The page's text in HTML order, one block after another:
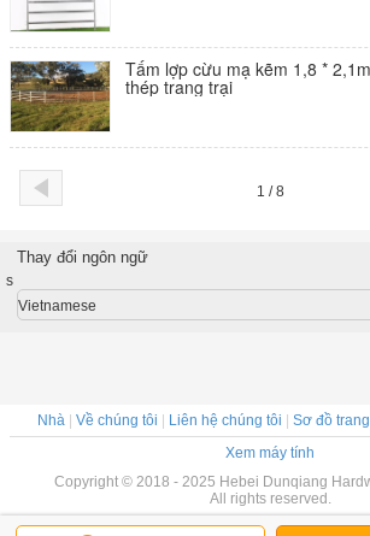
Tấm lợp cừu mạ kẽm 1,8 *
thép trang trại
1 / 8
Thay đổi ngôn ngữ
s
Vietnamese
Nhà| Về chúng tôi Liên hệ chúng tôi Sơ đồ
Xem máy tính
Copyright © 2018 - 2025 Hebei Dunqiang
All rights reserved.